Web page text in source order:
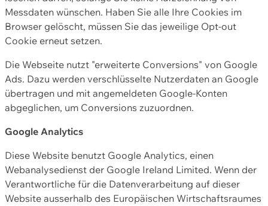
Messdaten wünschen. Haben Sie alle Ihre Cookies im
Browser gelöscht, müssen Sie das jeweilige Opt-out
Cookie erneut setzen.
Die Webseite nutzt "erweiterte Conversions" von Google
Ads. Dazu werden verschlüsselte Nutzerdaten an Google
übertragen und mit angemeldeten Google-Konten
abgeglichen, um Conversions zuzuordnen.
Google Analytics
Diese Website benutzt Google Analytics, einen
Webanalysedienst der Google Ireland Limited. Wenn der
Verantwortliche für die Datenverarbeitung auf dieser
Website ausserhalb des Europäischen Wirtschaftsraumes